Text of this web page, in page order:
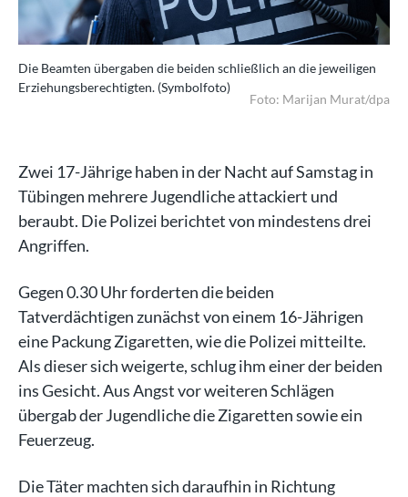
Die Beamten übergaben die beiden schließlich an die jeweiligen
Erziehungsberechtigten. (Symbolfoto)
Foto: Marijan Murat/dpa
Zwei 17-Jährige haben in der Nacht auf Samstag in
Tübingen mehrere Jugendliche attackiert und
beraubt. Die Polizei berichtet von mindestens drei
Angriffen.
Gegen 0.30 Uhr forderten die beiden
Tatverdächtigen zunächst von einem 16-Jährigen
eine Packung Zigaretten, wie die Polizei mitteilte.
Als dieser sich weigerte, schlug ihm einer der beiden
ins Gesicht. Aus Angst vor weiteren Schlägen
übergab der Jugendliche die Zigaretten sowie ein
Feuerzeug.
Die Täter machten sich daraufhin in Richtung